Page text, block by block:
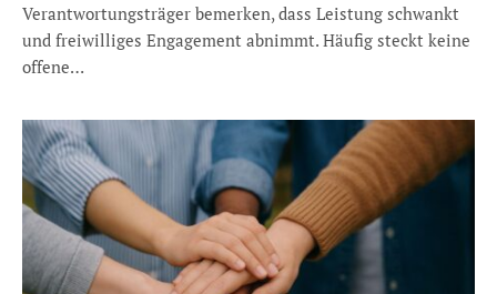
Verantwortungsträger bemerken, dass Leistung schwankt
und freiwilliges Engagement abnimmt. Häufig steckt keine
offene…